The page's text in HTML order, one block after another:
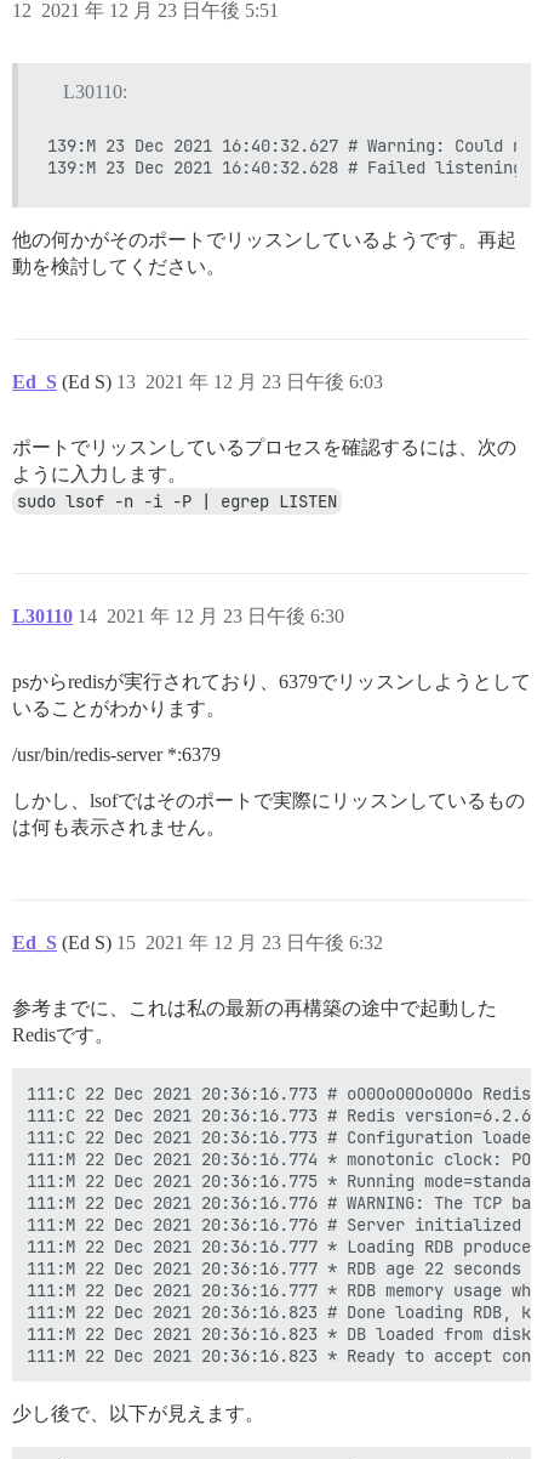
2021 年 12 月 23 日午後 5:51
12
L30110:
139:M 23 Dec 2021 16:40:32.627 # Warning:
他の何かがそのポートでリッスンしているようです。再起
動を検討してください。
Ed_S (Ed S) 2021 年 12 月 23 日午後 6:03
13
ポートでリッスンしているプロセスを確認するには、次の
ように入力します。
sudo lsof -n -i -P | egrep LISTEN
L30110 2021 年 12 月 23 日午後 6:30
14
psからredisが実行されており、6379でリッスンしようとして
いることがわかります。
/usr/bin/redis-server *:6379
しかし、lsofではそのポートで実際にリッスンしているもの
は何も表示されません。
Ed_S (Ed S) 2021 年 12 月 23 日午後 6:32
15
参考までに、これは私の最新の再構築の途中で起動した
Redisです。
111:C 22 Dec 2021 20:36:16.773 # oO0OoO0OoO0Oo
111:C 22 Dec 2021 20:36:16.773 # Redis
111:C 22 Dec 2021 20:36:16.773 # Configuration loaded
111:M 22 Dec 2021 20:36:16.774 * monotonic clock:
111:M 22 Dec 2021 20:36:16.775 * Running
111:M 22 Dec 2021 20:36:16.776 # WARNING: The
111:M 22 Dec 2021 20:36:16.776 # Server initialized
111:M 22 Dec 2021 20:36:16.777 * Loading RDB
111:M 22 Dec 2021 20:36:16.777 * RDB age 22 seconds
111:M 22 Dec 2021 20:36:16.777 * RDB memory usage
111:M 22 Dec 2021 20:36:16.823 # Done loading
111:M 22 Dec 2021 20:36:16.823 * DB loaded from
少し後で、以下が見えます。